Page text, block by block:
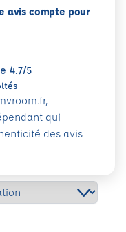
avis compte pour
4.7/5
qui
des avis